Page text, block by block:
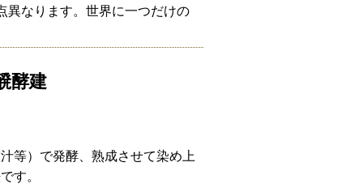
異なります。世界に一つだけの
酵建
等）で発酵、熟成させて染め上
す。